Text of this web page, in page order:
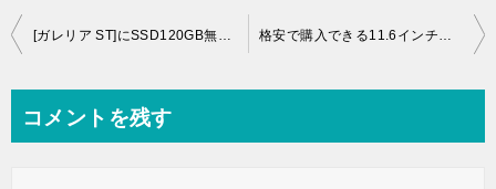
投
ビ
[ガレリア ST]にSSD120GB無料プレゼントGTX960搭載のスリム型ゲーミングパソコン！ 格安で購入できる11.6インチノートパソコン集めてみました！
コメントを残す